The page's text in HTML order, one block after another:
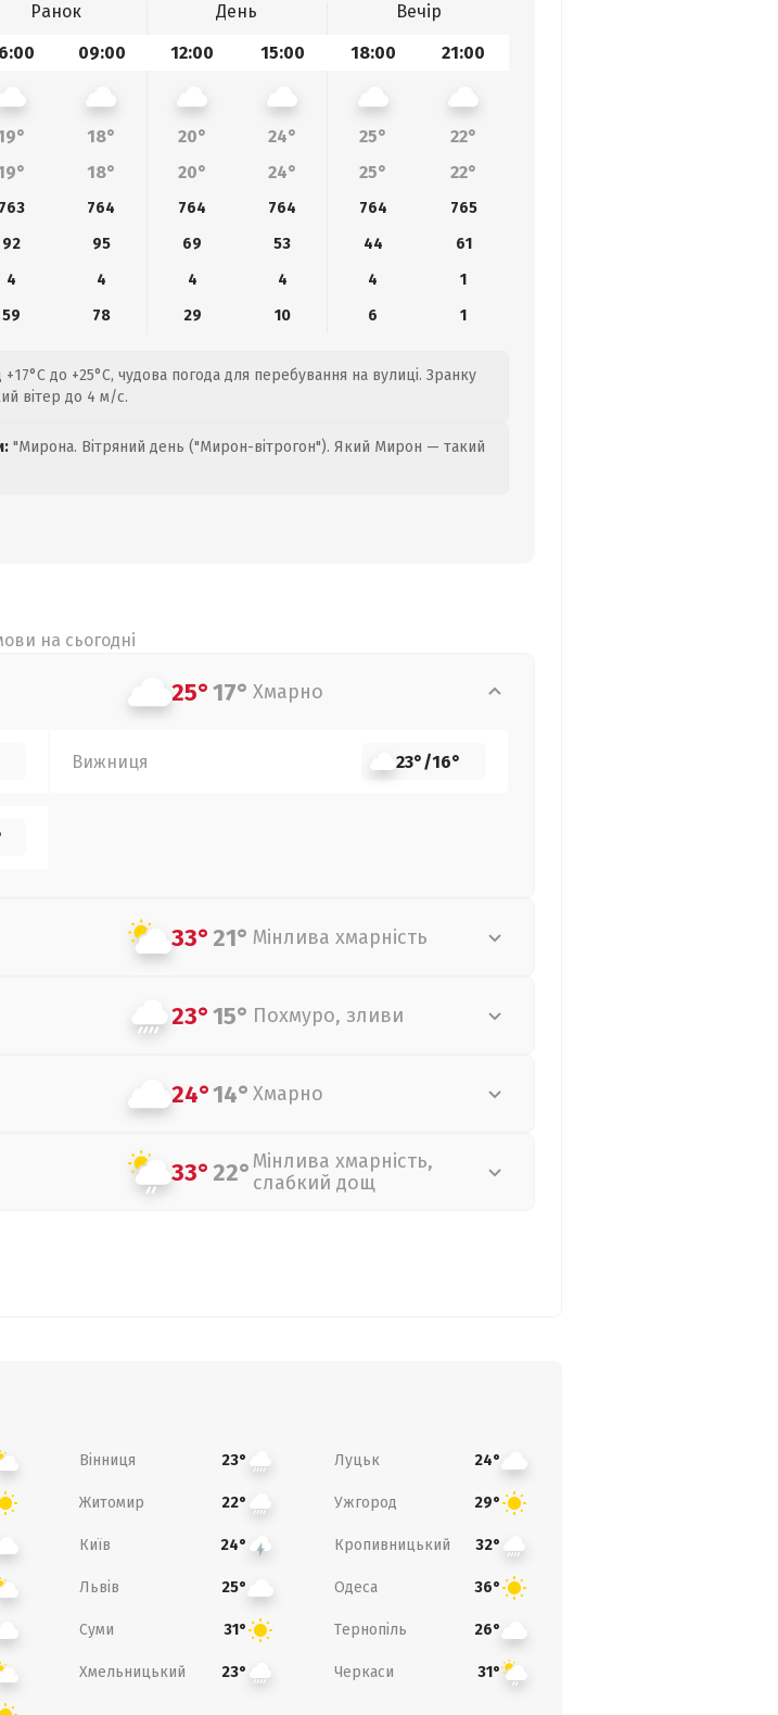
Ранок День
Вечір
09:00 12:00 15:00 18:00 21:00
18° 20° 24° 25°
22°
18° 20° 24° 25° 22°
763 764 764 764 764
765
92 95 69 53 44
61
4 4 4 4 4
1
59 78 29 10 6 1
+17°C до +25°C, чудова погода для перебування на вулиці. Зранку
вітер до 4 м/с.
"Мирона. Вітряний день ("Мирон-вітрогон"). Який Мирон — такий
на сьогодні
25°17° Хмарно
Вижниця 23°/16°
33°21° Мінлива хмарність
23°15° Похмуро, зливи
24°14° Хмарно
33°22°Мінлива хмарність,
слабкий дощ
Вінниця 23° Луцьк 24°
Житомир 22° Ужгород 29°
Київ 24° Кропивницький 32°
Львів 25° Одеса 36°
Суми 31° Тернопіль 26°
Хмельницький 23° Черкаси 31°